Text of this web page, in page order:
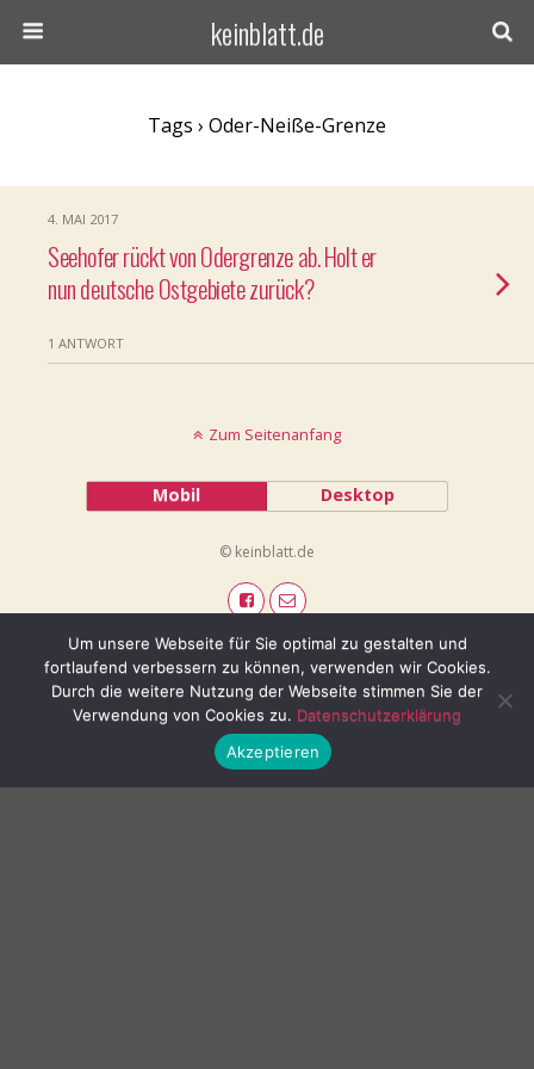
keinblatt.de
Tags › Oder-Neiße-Grenze
4. MAI 2017
Seehofer rückt von Odergrenze ab. Holt er
nun deutsche Ostgebiete zurück?
1 ANTWORT
Zum Seitenanfang
Mobil Desktop
© keinblatt.de
Um unsere Webseite für Sie optimal zu gestalten und
fortlaufend verbessern zu können, verwenden wir Cookies.
Durch die weitere Nutzung der Webseite stimmen Sie der
Verwendung von Cookies zu. Datenschutzerklärung
Akzeptieren